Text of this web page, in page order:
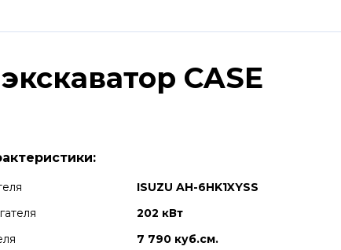
CASE
ISUZU AH-6HK1XYSS
202 кВт
7 790 куб.см.